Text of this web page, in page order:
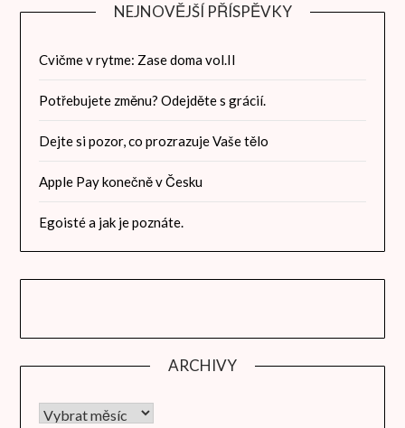
NEJNOVĚJŠÍ PŘÍSPĚVKY
Cvičme v rytme: Zase doma vol.II
Potřebujete změnu? Odejděte s grácií.
Dejte si pozor, co prozrazuje Vaše tělo
Apple Pay konečně v Česku
Egoisté a jak je poznáte.
ARCHIVY
Archivy